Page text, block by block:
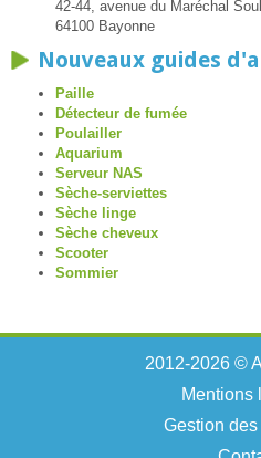
42-44, avenue du Maréchal
64100 Bayonne
Nouveaux guides
Paille
Détecteur de fumée
Poulailler
Aquarium
Serveur NAS
Sèche-serviettes
Sèche linge
Sèche cheveux
Scooter
Sommier
2012-2026 ©
Mentions
Gestion